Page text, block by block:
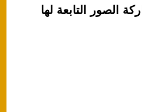
الصور التابعة لها